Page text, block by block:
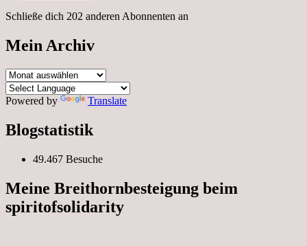
Schließe dich 202 anderen Abonnenten an
Mein Archiv
Mein
Archiv
Powered by
Translate
Blogstatistik
49.467 Besuche
Meine Breithornbesteigung beim
spiritofsolidarity